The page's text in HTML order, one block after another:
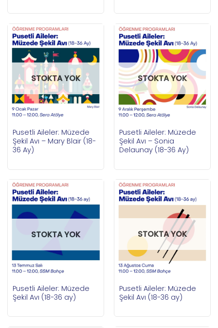
STOKTA YOK
Pusetli Aileler: Müzede
Şekil Avı – Mary Blair (18-
36 Ay)
STOKTA YOK
Pusetli Aileler: Müzede
Şekil Avı – Sonia
Delaunay (18-36 Ay)
STOKTA YOK
Pusetli Aileler: Müzede
Şekil Avı (18-36 ay)
STOKTA YOK
Pusetli Aileler: Müzede
Şekil Avı (18-36 ay)